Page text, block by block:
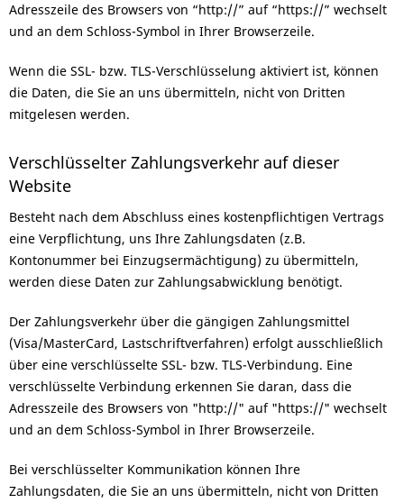
Adresszeile des Browsers von “http://” auf “https://” wechselt
und an dem Schloss-Symbol in Ihrer Browserzeile.
Wenn die SSL- bzw. TLS-Verschlüsselung aktiviert ist, können
die Daten, die Sie an uns übermitteln, nicht von Dritten
mitgelesen werden.
Verschlüsselter Zahlungsverkehr auf dieser
Website
Besteht nach dem Abschluss eines kostenpflichtigen Vertrags
eine Verpflichtung, uns Ihre Zahlungsdaten (z.B.
Kontonummer bei Einzugsermächtigung) zu übermitteln,
werden diese Daten zur Zahlungsabwicklung benötigt.
Der Zahlungsverkehr über die gängigen Zahlungsmittel
(Visa/MasterCard, Lastschriftverfahren) erfolgt ausschließlich
über eine verschlüsselte SSL- bzw. TLS-Verbindung. Eine
verschlüsselte Verbindung erkennen Sie daran, dass die
Adresszeile des Browsers von "http://" auf "https://" wechselt
und an dem Schloss-Symbol in Ihrer Browserzeile.
Bei verschlüsselter Kommunikation können Ihre
Zahlungsdaten, die Sie an uns übermitteln, nicht von Dritten